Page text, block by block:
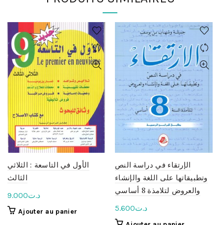
الأول في التاسعة : الثلاثي
الثالث
د.ت9.000
Ajouter au panier
الإرتقاء في دراسة النص
وتطبيقاتها على اللغة والإنشاء
والعروض لتلامذة 8 أساسي
د.ت5.600